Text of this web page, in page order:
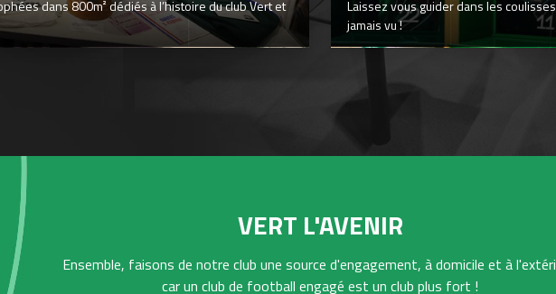
dans 800m² dédiés à l’histoire du club Vert et
Laissez vous guider dans les
jamais vu !
VERT L'AVENIR
Ensemble, faisons de notre club une source d'engagement, à domicile et à
car un club de football engagé est un club plus fort !